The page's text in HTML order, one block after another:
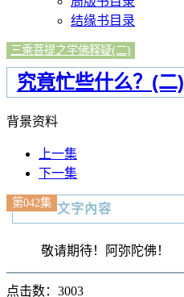
结缘书目录
三乘菩提之学佛释疑(二)
究竟忙些什么？(二)
背景资料
上一集
下一集
第042集 文字內容
敬请期待！阿弥陀佛！
点击数：3003